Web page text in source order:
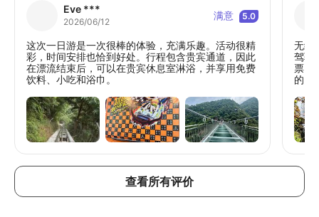
面瀑布群，拍出悬浮天际大片
🏎️悬崖飞车：从山顶沿悬崖轨道盘旋俯冲，全
程自主控速，贴山飞驰
🚡峡道飞车：真人版QQ飞车丛林盘山赛道随
心漂移狂飙
🚣刺激漂流：总长 6063 米，落差 236 米，
刺激超解压
清远英德洞天+英西峰林晓镇
✨闯入清远“双仙境”，地心寻秘，峰林入画，
感受两个截然不同的 “人间仙境”
🌌 仙境一：地心寻秘，潜入亿年溶洞，邂逅
Eve ***
2026/06/12 满意 5.0
这次一日游是一次很棒的体验，充满乐趣。活动很精
彩，时间安排也恰到好处。行程包含贵宾通道，因此
在漂流结束后，可以在贵宾休息室淋浴，并享用免费
饮料、小吃和浴巾。
无缝
驾驶
票。
的，
查看所有评价